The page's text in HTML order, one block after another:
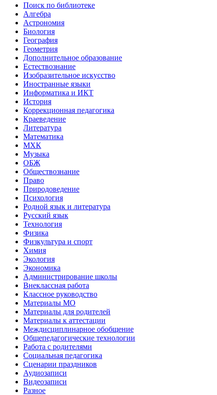
Поиск по библиотеке
Алгебра
Астрономия
Биология
География
Геометрия
Дополнительное образование
Естествознание
Изобразительное искусство
Иностранные языки
Информатика и ИКТ
История
Коррекционная педагогика
Краеведение
Литература
Математика
МХК
Музыка
ОБЖ
Обществознание
Право
Природоведение
Психология
Родной язык и литература
Русский язык
Технология
Физика
Физкультура и спорт
Химия
Экология
Экономика
Администрирование школы
Внеклассная работа
Классное руководство
Материалы МО
Материалы для родителей
Материалы к аттестации
Междисциплинарное обобщение
Общепедагогические технологии
Работа с родителями
Социальная педагогика
Сценарии праздников
Аудиозаписи
Видеозаписи
Разное